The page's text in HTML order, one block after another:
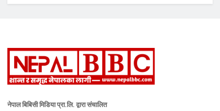
नेपाल बिबिसी मिडिया प्रा.लि. द्वारा संचालित